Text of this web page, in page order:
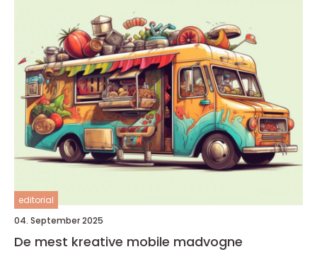
editorial
04. September 2025
De mest kreative mobile madvogne